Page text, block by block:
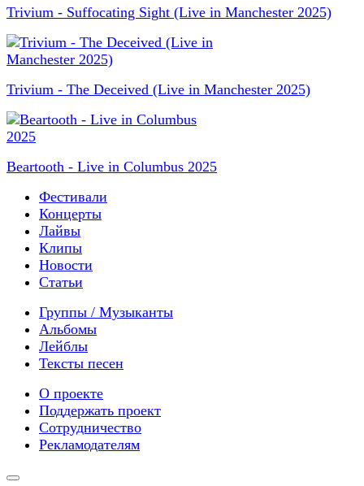
Trivium - Suffocating Sight (Live in Manchester 2025)
Trivium - The Deceived (Live in Manchester 2025)
Beartooth - Live in Columbus 2025
Фестивали
Концерты
Лайвы
Клипы
Новости
Статьи
Группы / Музыканты
Альбомы
Лейблы
Тексты песен
О проекте
Поддержать проект
Сотрудничество
Рекламодателям